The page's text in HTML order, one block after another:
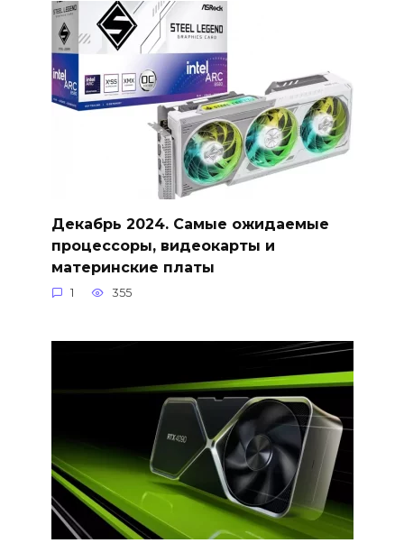
Декабрь 2024. Самые ожидаемые
процессоры, видеокарты и
материнские платы
1 355